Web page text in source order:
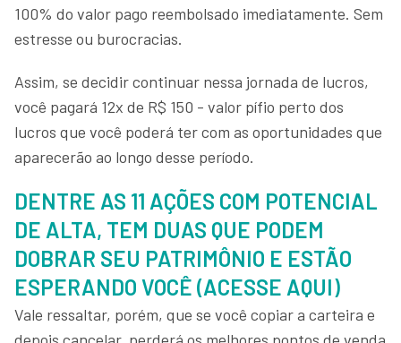
100% do valor pago reembolsado imediatamente. Sem
estresse ou burocracias.
Assim, se decidir continuar nessa jornada de lucros,
você pagará 12x de R$ 150 - valor pífio perto dos
lucros que você poderá ter com as oportunidades que
aparecerão ao longo desse período.
DENTRE AS 11 AÇÕES COM POTENCIAL
DE ALTA, TEM DUAS QUE PODEM
DOBRAR SEU PATRIMÔNIO E ESTÃO
ESPERANDO VOCÊ (ACESSE AQUI)
Vale ressaltar, porém, que se você copiar a carteira e